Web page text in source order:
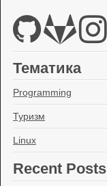
Тематика
Programming
Туризм
Linux
Recent Posts